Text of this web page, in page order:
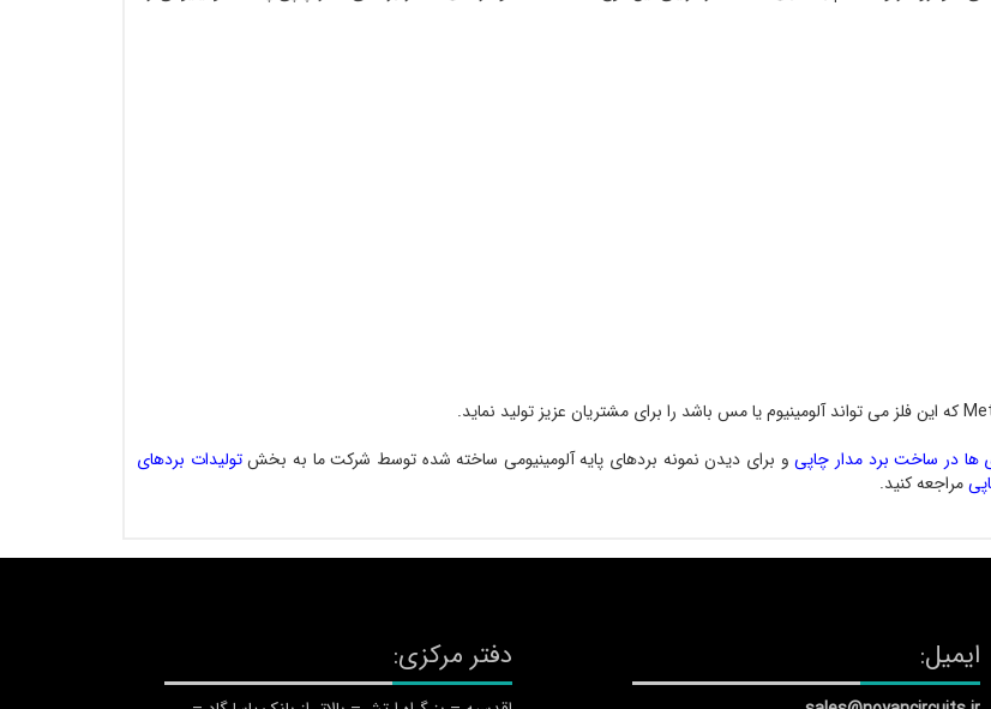
ها در ساخت برد مدار چاپیو برای دیدن نمونه بردهای پایه آلومینیومی ساخته شده توسط شرکت ما به بخشتولیدات بردهای
مراجعه کنید.
دفتر مرکزی: ایمیل: